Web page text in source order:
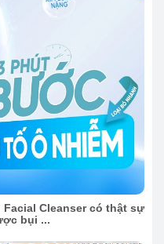
Cleanser có thật sự
bụi ...